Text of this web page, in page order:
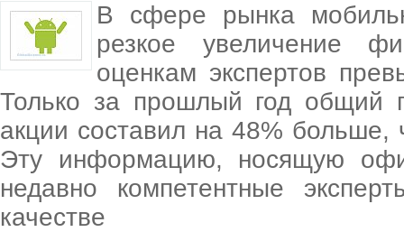
В сфере рынка
резкое увеличение
оценкам экспертов
Только за прошлый год общий
акции составил на 48%
Эту информацию, носящую
недавно компетентные
качестве